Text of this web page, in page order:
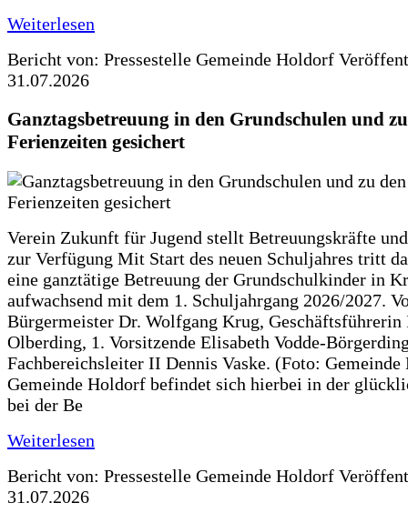
Weiterlesen
Bericht von: Pressestelle Gemeinde Holdorf
31.07.2026
Ganztagsbetreuung in den Grundschulen und
Ferienzeiten gesichert
Verein Zukunft für Jugend stellt Betreuungskräfte
zur Verfügung Mit Start des neuen Schuljahres tritt
eine ganztätige Betreuung der Grundschulkinder in
aufwachsend mit dem 1. Schuljahrgang 2026/2027.
Bürgermeister Dr. Wolfgang Krug, Geschäftsführerin
Olberding, 1. Vorsitzende Elisabeth Vodde-
Fachbereichsleiter II Dennis Vaske. (Foto:
Gemeinde Holdorf befindet sich hierbei in der
bei der Be
Weiterlesen
Bericht von: Pressestelle Gemeinde Holdorf
31.07.2026